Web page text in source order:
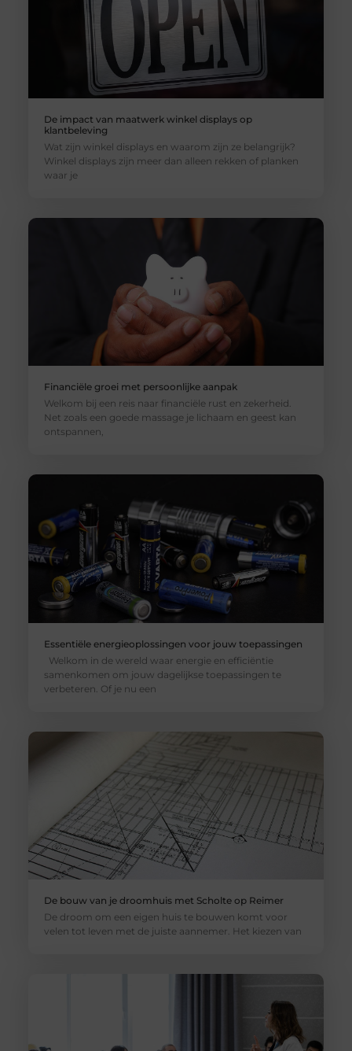
De impact van maatwerk winkel displays op
klantbeleving
Wat zijn winkel displays en waarom zijn ze belangrijk?
Winkel displays zijn meer dan alleen rekken of planken
waar je
Financiële groei met persoonlijke aanpak
Welkom bij een reis naar financiële rust en zekerheid.
Net zoals een goede massage je lichaam en geest kan
ontspannen,
Essentiële energieoplossingen voor jouw toepassingen
Welkom in de wereld waar energie en efficiëntie
samenkomen om jouw dagelijkse toepassingen te
verbeteren. Of je nu een
De bouw van je droomhuis met Scholte op Reimer
De droom om een eigen huis te bouwen komt voor
velen tot leven met de juiste aannemer. Het kiezen van